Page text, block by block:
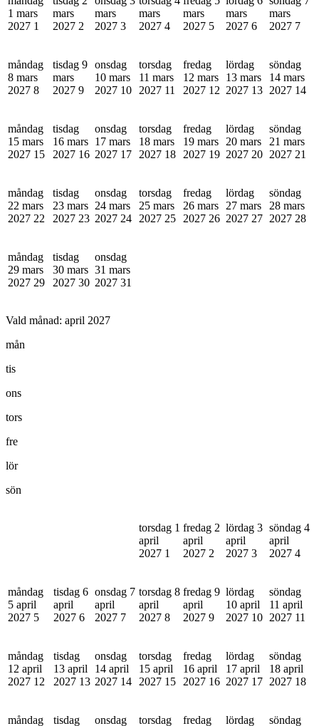
1 mars
2027 1
mars
2027 2
mars
2027 3
mars
2027 4
mars
2027 5
mars
2027 6
mars
2027 7
måndag
8 mars
2027 8
tisdag 9
mars
2027 9
onsdag
10 mars
2027 10
torsdag
11 mars
2027 11
fredag
12 mars
2027 12
lördag
13 mars
2027 13
söndag
14 mars
2027 14
måndag
15 mars
2027 15
tisdag
16 mars
2027 16
onsdag
17 mars
2027 17
torsdag
18 mars
2027 18
fredag
19 mars
2027 19
lördag
20 mars
2027 20
söndag
21 mars
2027 21
måndag
22 mars
2027 22
tisdag
23 mars
2027 23
onsdag
24 mars
2027 24
torsdag
25 mars
2027 25
fredag
26 mars
2027 26
lördag
27 mars
2027 27
söndag
28 mars
2027 28
måndag
29 mars
2027 29
tisdag
30 mars
2027 30
onsdag
31 mars
2027 31
Vald månad: april 2027
mån
tis
ons
tors
fre
lör
sön
torsdag 1
april
2027 1
fredag 2
april
2027 2
lördag 3
april
2027 3
söndag 4
april
2027 4
måndag
5 april
2027 5
tisdag 6
april
2027 6
onsdag 7
april
2027 7
torsdag 8
april
2027 8
fredag 9
april
2027 9
lördag
10 april
2027 10
söndag
11 april
2027 11
måndag
12 april
2027 12
tisdag
13 april
2027 13
onsdag
14 april
2027 14
torsdag
15 april
2027 15
fredag
16 april
2027 16
lördag
17 april
2027 17
söndag
18 april
2027 18
måndag tisdag onsdag torsdag fredag lördag söndag